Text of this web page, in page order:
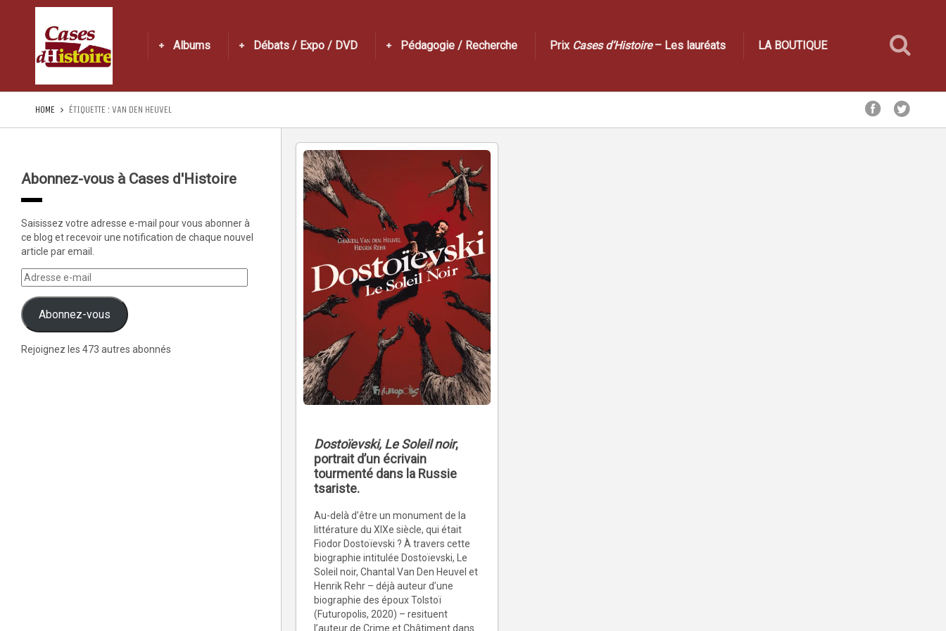
Albums Débats / Expo / DVD Pédagogie / Recherche Prix Cases d’Histoire– Les lauréats LA BOUTIQUE
HOME ÉTIQUETTE : VAN DEN HEUVEL
Abonnez-vous à Cases d'Histoire
Saisissez votre adresse e-mail pour vous abonner à
ce blog et recevoir une notification de chaque nouvel
article par email.
Abonnez-vous
Rejoignez les 473 autres abonnés
Dostoïevski, Le Soleil noir,
portrait d’un écrivain
tourmenté dans la Russie
tsariste.
Au-delà d’être un monument de la
littérature du XIXe siècle, qui était
Fiodor Dostoïevski ? À travers cette
biographie intitulée Dostoïevski, Le
Soleil noir, Chantal Van Den Heuvel et
Henrik Rehr – déjà auteur d’une
biographie des époux Tolstoï
(Futuropolis, 2020) – resituent
l’auteur de Crime et Châtiment dans